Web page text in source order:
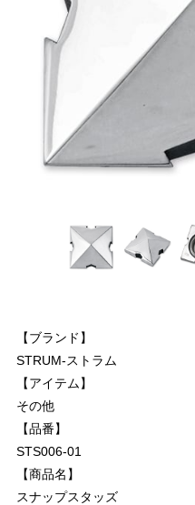
【ブランド】
STRUM-ストラム
【アイテム】
その他
【品番】
STS006-01
【商品名】
スナップスタッズ